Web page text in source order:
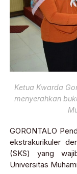
Ketua Kwarda
menyerahkan
GORONTALO
ekstrakurikuler
(SKS) yang
Universitas